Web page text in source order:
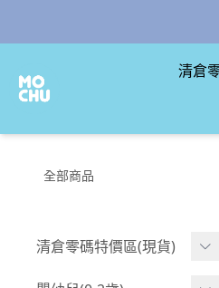
清倉
全部商品
清倉零碼特價區(現貨)